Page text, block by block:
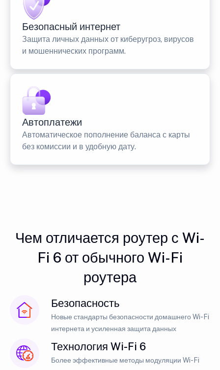
Безопасный интернет
Защита личных данных от киберугроз, вирусов
и мошеннических программ.
Автоплатежи
Автоматическое пополнение баланса с карты
без комиссии и в удобную дату.
Чем отличается роутер с Wi-
Fi 6 от обычного Wi-Fi
роутера
Безопасность
Новые стандарты безопасности домашнего Wi-Fi
интернета и усиленная защита данных
Технология Wi-Fi 6
Более эффективные методы модуляции Wi-Fi